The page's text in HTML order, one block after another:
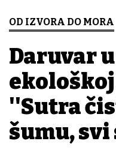
OD IZVORA DO MORA
Daruvar
''Sutra
šumu,